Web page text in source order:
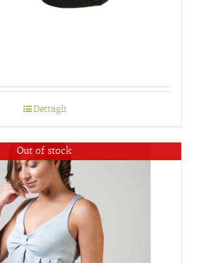
Dettagli
Out of stock